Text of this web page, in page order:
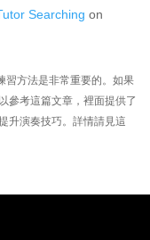
Searching on
方法是非常重要的。如果
參考這篇文章，裡面提供了
升演奏技巧。詳情請見這